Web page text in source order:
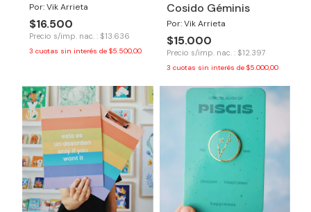
Por: Vik Arrieta
$16.500
Precio s/imp. nac. : $13.636
3 cuotas sin interés de $5.500,00
Cosido Géminis
Por: Vik Arrieta
$15.000
Precio s/imp. nac. : $12.397
3 cuotas sin interés de $5.000,00